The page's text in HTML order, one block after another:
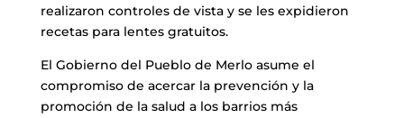
realizaron controles de vista y se les expidieron
recetas para lentes gratuitos.
El Gobierno del Pueblo de Merlo asume el
compromiso de acercar la prevención y la
promoción de la salud a los barrios más